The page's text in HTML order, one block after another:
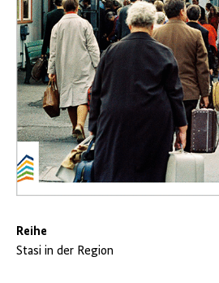
Reihe
Stasi in der Region